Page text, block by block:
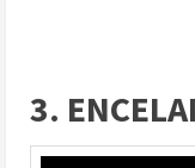
3.